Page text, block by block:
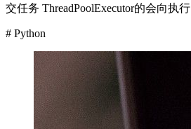
交任务 ThreadPoolExecutor的会向执行
# Python